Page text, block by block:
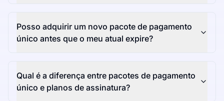
Posso adquirir um novo pacote de pagamento
único antes que o meu atual expire?
Qual é a diferença entre pacotes de pagamento
único e planos de assinatura?